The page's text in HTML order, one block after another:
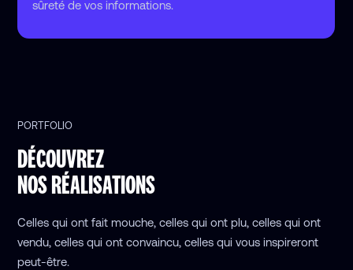
sûreté de vos informations.
PORTFOLIO
DÉCOUVREZ
NOS RÉALISATIONS
Celles qui ont fait mouche, celles qui ont plu, celles qui ont
vendu, celles qui ont convaincu, celles qui vous inspireront
peut-être.